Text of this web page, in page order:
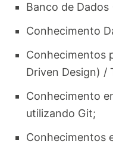
Banco de Dados
Conhecimento
Conhecimentos
Driven Design) /
Conhecimento
utilizando Git;
Conhecimentos